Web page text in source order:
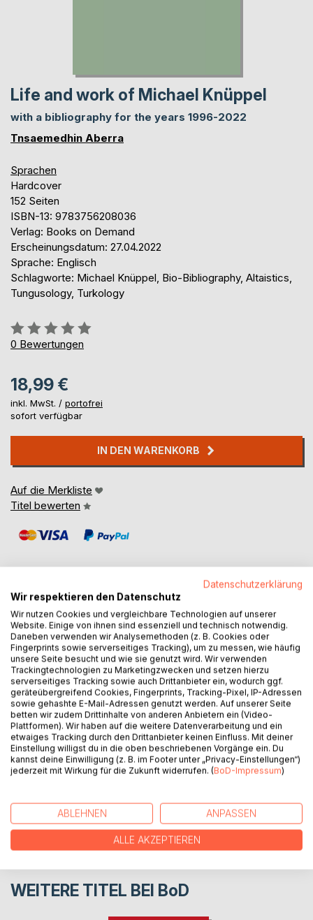
Life and work of Michael Knüppel
with a bibliography for the years 1996-2022
Tnsaemedhin Aberra
Sprachen
Hardcover
152 Seiten
ISBN-13: 9783756208036
Verlag: Books on Demand
Erscheinungsdatum: 27.04.2022
Sprache: Englisch
Schlagworte: Michael Knüppel, Bio-Bibliography, Altaistics,
Tungusology, Turkology
Bewertung::
0%
0 Bewertungen
18,99 €
inkl. MwSt. / portofrei
sofort verfügbar
IN DEN WARENKORB
Auf die Merkliste
Titel bewerten
BESCHREIBUNG
The book is a bio-bibliography of the Turkologist,
Tungusologist, Altaist, historian of science and ethnologist
Michael Knüppel (*1967) for the years 1996-2022.
AUTOR/IN
PRESSESTIMMEN
WEITERE TITEL BEI BoD
Datenschutzerklärung
Wir respektieren den Datenschutz
Wir nutzen Cookies und vergleichbare Technologien auf unserer
Website. Einige von ihnen sind essenziell und technisch notwendig.
Daneben verwenden wir Analysemethoden (z. B. Cookies oder
Fingerprints sowie serverseitiges Tracking), um zu messen, wie häufig
unsere Seite besucht und wie sie genutzt wird. Wir verwenden
Trackingtechnologien zu Marketingzwecken und setzen hierzu
serverseitiges Tracking sowie auch Drittanbieter ein, wodurch ggf.
geräteübergreifend Cookies, Fingerprints, Tracking-Pixel, IP-Adressen
sowie gehashte E-Mail-Adressen genutzt werden. Auf unserer Seite
betten wir zudem Drittinhalte von anderen Anbietern ein (Video-
Plattformen). Wir haben auf die weitere Datenverarbeitung und ein
etwaiges Tracking durch den Drittanbieter keinen Einfluss. Mit deiner
Einstellung willigst du in die oben beschriebenen Vorgänge ein. Du
kannst deine Einwilligung (z. B. im Footer unter „Privacy-Einstellungen“)
jederzeit mit Wirkung für die Zukunft widerrufen. (BoD-Impressum)
ABLEHNEN ANPASSEN
ALLE AKZEPTIEREN